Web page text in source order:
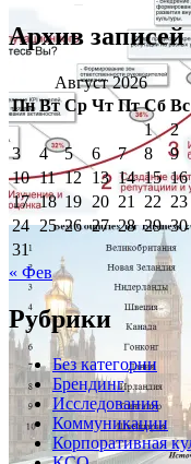
Архив записей
Август 2026
Пн Вт Ср Чт Пт Сб Вс
1
2
3
4 5 6 7 8
9
10 11 12 13 14 15 16
17 18 19 20 21 22 23
24 25 26 27 28 29 30
31
« Фев
Рубрики
Без категории
Брендинг
Исследования
Коммуникации
Корпоративная